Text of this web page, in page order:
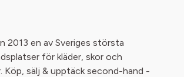
2013 en av Sveriges största
för kläder, skor och
Köp, sälj & upptäck second-hand -